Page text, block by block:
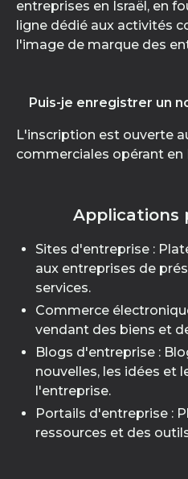
entreprises en Israël, en
ligne dédié aux activités
l'image de marque des
Puis-je enregistrer un
L'inscription est ouverte
commerciales opérant en
Applications
Sites d'entreprise :
aux entreprises de
services.
Commerce
vendant des biens et
Blogs d'entreprise :
nouvelles, les idées et
l'entreprise.
Portails d'entreprise :
ressources et des